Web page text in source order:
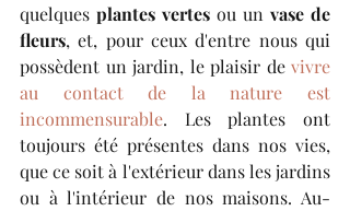
quelques plantes vertes ou un vase de
fleurs, et, pour ceux d'entre nous qui
possèdent un jardin, le plaisir de vivre
au contact de la nature est
incommensurable. Les plantes ont
toujours été présentes dans nos vies,
que ce soit à l'extérieur dans les jardins
ou à l'intérieur de nos maisons. Au-